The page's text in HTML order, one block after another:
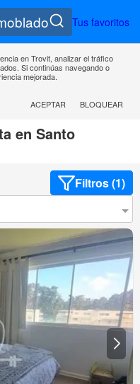
Tus favoritos
en Trovit, analizar el tráfico
Si continúas navegando o
mejorada.
ACEPTAR
BLOQUEAR
en Santo
Filtros (1)